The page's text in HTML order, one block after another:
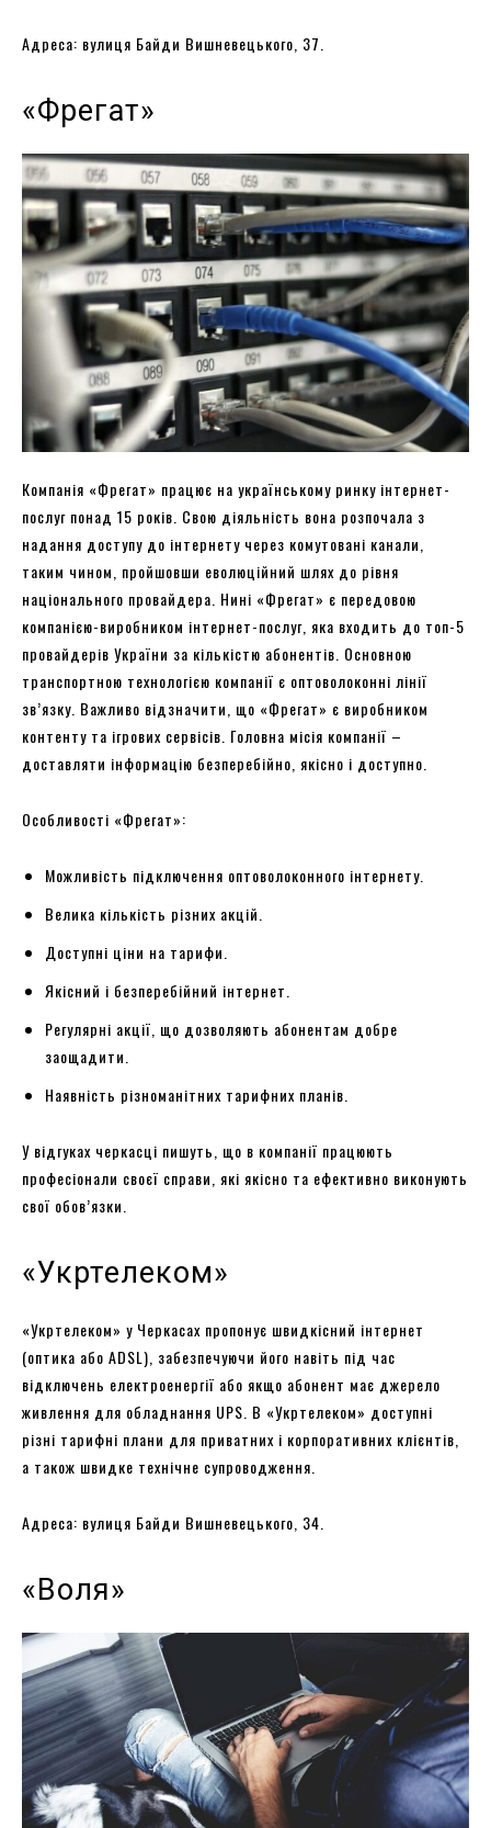
Адреса: вулиця Байди Вишневецького, 37.
«Фрегат»
Компанія «Фрегат» працює на українському ринку інтернет-
послуг понад 15 років. Свою діяльність вона розпочала з
надання доступу до інтернету через комутовані канали,
таким чином, пройшовши еволюційний шлях до рівня
національного провайдера. Нині «Фрегат» є передовою
компанією-виробником інтернет-послуг, яка входить до топ-5
провайдерів України за кількістю абонентів. Основною
транспортною технологією компанії є оптоволоконні лінії
зв’язку. Важливо відзначити, що «Фрегат» є виробником
контенту та ігрових сервісів. Головна місія компанії –
доставляти інформацію безперебійно, якісно і доступно.
Особливості «Фрегат»:
Можливість підключення оптоволоконного інтернету.
Велика кількість різних акцій.
Доступні ціни на тарифи.
Якісний і безперебійний інтернет.
Регулярні акції, що дозволяють абонентам добре
заощадити.
Наявність різноманітних тарифних планів.
У відгуках черкасці пишуть, що в компанії працюють
професіонали своєї справи, які якісно та ефективно виконують
свої обов’язки.
«Укртелеком»
«Укртелеком» у Черкасах пропонує швидкісний інтернет
(оптика або ADSL), забезпечуючи його навіть під час
відключень електроенергії або якщо абонент має джерело
живлення для обладнання UPS. В «Укртелеком» доступні
різні тарифні плани для приватних і корпоративних клієнтів,
а також швидке технічне супроводження.
Адреса: вулиця Байди Вишневецького, 34.
«Воля»